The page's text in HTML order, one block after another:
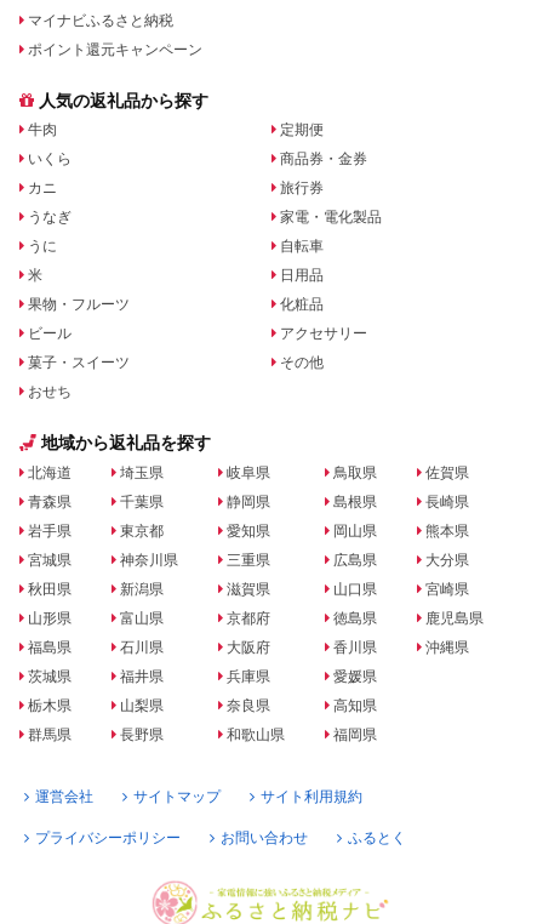
マイナビふるさと納税
ポイント還元キャンペーン
人気の返礼品から探す
牛肉
いくら
カニ
うなぎ
うに
米
果物・フルーツ
ビール
菓子・スイーツ
おせち
定期便
商品券・金券
旅行券
家電・電化製品
自転車
日用品
化粧品
アクセサリー
その他
地域から返礼品を探す
北海道
青森県
岩手県
宮城県
秋田県
山形県
福島県
茨城県
栃木県
群馬県
埼玉県
千葉県
東京都
神奈川県
新潟県
富山県
石川県
福井県
山梨県
長野県
岐阜県
静岡県
愛知県
三重県
滋賀県
京都府
大阪府
兵庫県
奈良県
和歌山県
鳥取県
島根県
岡山県
広島県
山口県
徳島県
香川県
愛媛県
高知県
福岡県
佐賀県
長崎県
熊本県
大分県
宮崎県
鹿児島県
沖縄県
運営会社 サイトマップ サイト利用規約
プライバシーポリシー お問い合わせ ふるとく